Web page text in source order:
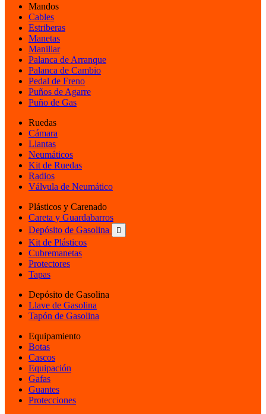
Mandos
Cables
Estriberas
Manetas
Manillar
Palanca de Arranque
Palanca de Cambio
Pedal de Freno
Puños de Agarre
Puño de Gas
Ruedas
Cámara
Llantas
Neumáticos
Kit de Ruedas
Radios
Válvula de Neumático
Plásticos y Carenado
Careta y Guardabarros
Depósito de Gasolina

Kit de Plásticos
Cubremanetas
Protectores
Tapas
Depósito de Gasolina
Llave de Gasolina
Tapón de Gasolina
Equipamiento
Botas
Cascos
Equipación
Gafas
Guantes
Protecciones